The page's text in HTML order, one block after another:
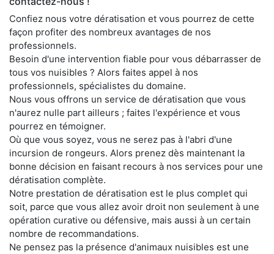
Confiez nous votre dératisation et vous pourrez de cette
façon profiter des nombreux avantages de nos
professionnels.
Besoin d'une intervention fiable pour vous débarrasser de
tous vos nuisibles ? Alors faites appel à nos
professionnels, spécialistes du domaine.
Nous vous offrons un service de dératisation que vous
n'aurez nulle part ailleurs ; faites l'expérience et vous
pourrez en témoigner.
Où que vous soyez, vous ne serez pas à l'abri d'une
incursion de rongeurs. Alors prenez dès maintenant la
bonne décision en faisant recours à nos services pour une
dératisation complète.
Notre prestation de dératisation est le plus complet qui
soit, parce que vous allez avoir droit non seulement à une
opération curative ou défensive, mais aussi à un certain
nombre de recommandations.
Ne pensez pas la présence d'animaux nuisibles est une